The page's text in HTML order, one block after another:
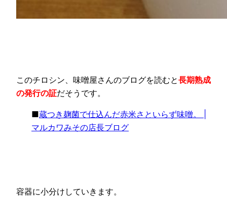
このチロシン、味噌屋さんのブログを読むと長期熟成
の発行の証だそうです。
■蔵つき麹菌で仕込んだ赤米さといらず味噌。 |
マルカワみその店長ブログ
容器に小分けしていきます。